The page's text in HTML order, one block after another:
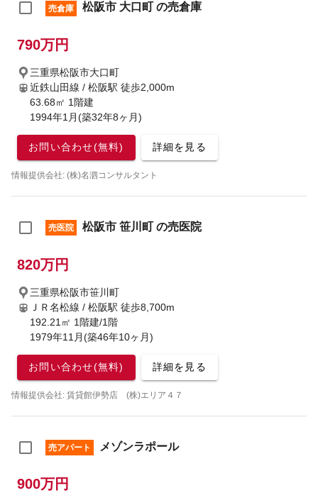
売倉庫 松阪市 大口町 の売倉庫
790万円
三重県松阪市大口町
近鉄山田線 / 松阪駅 徒歩2,000m
63.68㎡ 1階建
1994年1月(築32年8ヶ月)
お問い合わせ(無料) 詳細を見る
情報提供会社: (株)名泗コンサルタント
売医院 松阪市 笹川町 の売医院
820万円
三重県松阪市笹川町
ＪＲ名松線 / 松阪駅 徒歩8,700m
192.21㎡ 1階建/1階
1979年11月(築46年10ヶ月)
お問い合わせ(無料) 詳細を見る
情報提供会社: 賃貸館伊勢店 (株)エリア４７
売アパート メゾンラポール
900万円